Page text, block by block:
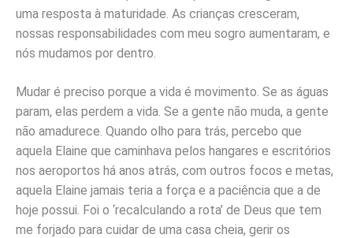
uma resposta à maturidade. As crianças cresceram,
nossas responsabilidades com meu sogro aumentaram, e
nós mudamos por dentro.
Mudar é preciso porque a vida é movimento. Se as águas
param, elas perdem a vida. Se a gente não muda, a gente
não amadurece. Quando olho para trás, percebo que
aquela Elaine que caminhava pelos hangares e escritórios
nos aeroportos há anos atrás, com outros focos e metas,
aquela Elaine jamais teria a força e a paciência que a de
hoje possui. Foi o ‘recalculando a rota’ de Deus que tem
me forjado para cuidar de uma casa cheia, gerir os